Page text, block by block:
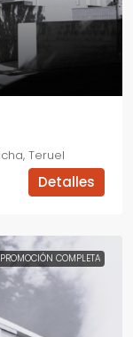
Teruel
Detalles
PROMOCIÓN COMPLETA